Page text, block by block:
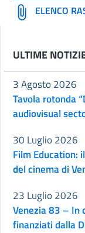
ELENCO
ULTIME
Tavola rotonda
audiovisual
3 Agosto 2026
Film Education:
del cinema di
30 Luglio 2026
Venezia 83 – In
finanziati dalla
23 Luglio 2026